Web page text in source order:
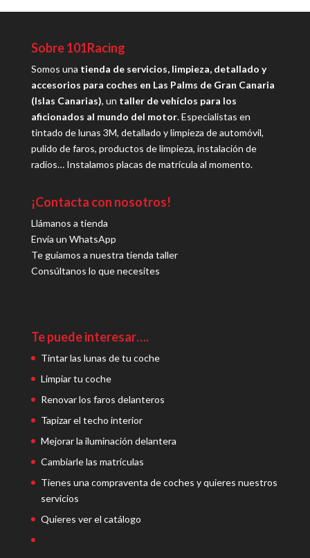
Sobre 101Racing
Somos una tienda de servicios, limpieza, detallado y
accesorios para coches en Las Palms de Gran Canaria
(Islas Canarias), un taller de vehíclos para los
aficionados al mundo del motor. Especialistas en
tintado de lunas 3M, detallado y limpieza de automóvil,
pulido de faros, productos de limpieza, instalación de
radios… Instalamos placas de matrícula al momento.
¡Contacta con nosotros!
Llámanos a tienda
Envía un WhatsApp
Te guiamos a nuestra tienda taller
Consúltanos lo que necesites
Te puede interesar….
Tintar las lunas de tu coche
Limpiar tu coche
Renovar los faros delanteros
Tapizar el techo interior
Mejorar la iluminación delantera
Cambiarle las matrículas
Tienes una compraventa de coches y quieres nuestros
servicios
Quieres ver el catálogo